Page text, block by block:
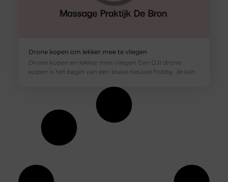
Drone kopen om lekker mee te vliegen
Drone kopen en lekker mee vliegen Een DJI drone
kopen is het begin van een leuke nieuwe hobby. Je kan